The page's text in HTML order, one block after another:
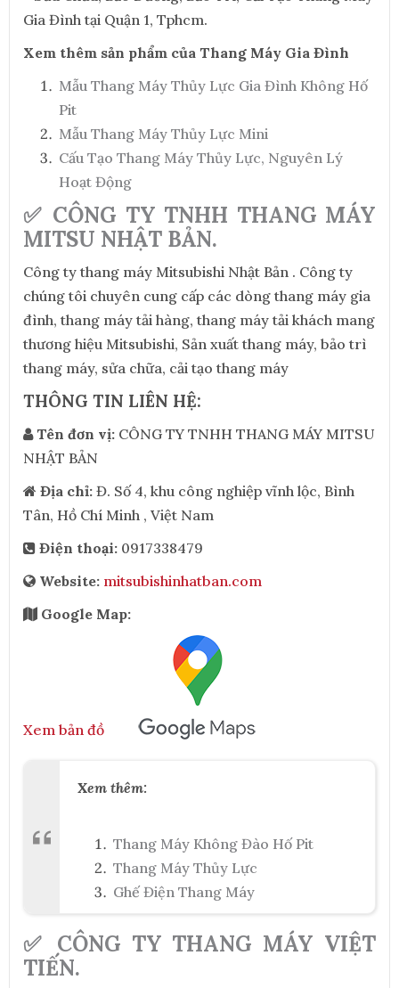
Gia Đình tại Quận 1, Tphcm.
Xem thêm sản phẩm của Thang Máy Gia Đình
Mẫu Thang Máy Thủy Lực Gia Đình Không Hố
Pit
Mẫu Thang Máy Thủy Lực Mini
Cấu Tạo Thang Máy Thủy Lực, Nguyên Lý
Hoạt Động
✅ CÔNG TY TNHH THANG MÁY
MITSU NHẬT BẢN.
Công ty thang máy Mitsubishi Nhật Bản . Công ty
chúng tôi chuyên cung cấp các dòng thang máy gia
đình, thang máy tải hàng, thang máy tải khách mang
thương hiệu Mitsubishi, Sản xuất thang máy, bảo trì
thang máy, sửa chữa, cải tạo thang máy
THÔNG TIN LIÊN HỆ:
Tên đơn vị: CÔNG TY TNHH THANG MÁY MITSU
NHẬT BẢN
Địa chỉ: Đ. Số 4, khu công nghiệp vĩnh lộc, Bình
Tân, Hồ Chí Minh , Việt Nam
Điện thoại: 0917338479
Website: mitsubishinhatban.com
Google Map:
Xem bản đồ
Xem thêm:
Thang Máy Không Đào Hố Pit
Thang Máy Thủy Lực
Ghế Điện Thang Máy
✅ CÔNG TY THANG MÁY VIỆT
TIẾN.